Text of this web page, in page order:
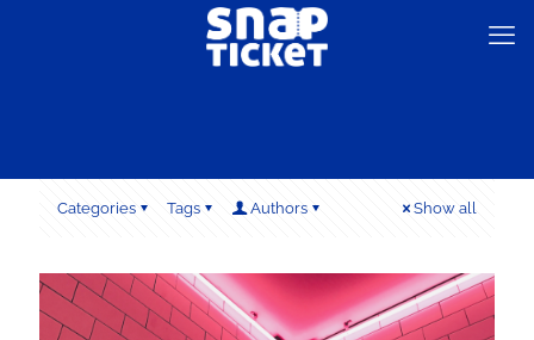
Categories Tags Authors Show all